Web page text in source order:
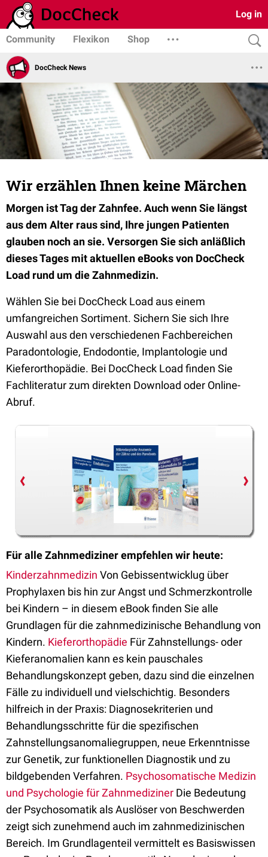
Log in
Community Flexikon Shop
DocCheck News
Wir erzählen Ihnen keine Märchen
Morgen ist Tag der Zahnfee. Auch wenn Sie längst
aus dem Alter raus sind, Ihre jungen Patienten
glauben noch an sie. Versorgen Sie sich anläßlich
dieses Tages mit aktuellen eBooks von DocCheck
Load rund um die Zahnmedizin.
Wählen Sie bei DocCheck Load aus einem
umfangreichen Sortiment. Sichern Sie sich Ihre
Auswahl aus den verschiedenen Fachbereichen
Paradontologie, Endodontie, Implantologie und
Kieferorthopädie. Bei DocCheck Load finden Sie
Fachliteratur zum direkten Download oder Online-
Abruf.
Für alle Zahnmediziner empfehlen wir heute:
Kinderzahnmedizin Von Gebissentwicklug über
Prophylaxen bis hin zur Angst und Schmerzkontrolle
bei Kindern – in diesem eBook finden Sie alle
Grundlagen für die zahnmedizinische Behandlung von
Kindern. Kieferorthopädie Für Zahnstellungs- oder
Kieferanomalien kann es kein pauschales
Behandlungskonzept geben, dazu sind die einzelnen
Fälle zu individuell und vielschichtig. Besonders
hilfreich in der Praxis: Diagnosekriterien und
Behandlungsschritte für die spezifischen
Zahnstellungsanomaliegruppen, neue Erkenntnisse
zur Genetik, zur funktionellen Diagnostik und zu
bildgebenden Verfahren. Psychosomatische Medizin
und Psychologie für Zahnmediziner Die Bedeutung
der Psychosomatik als Auslöser von Beschwerden
zeigt sich zunehmend auch im zahnmedizinischen
Bereich. Im Grundlagenteil vermittelt es Basiswissen